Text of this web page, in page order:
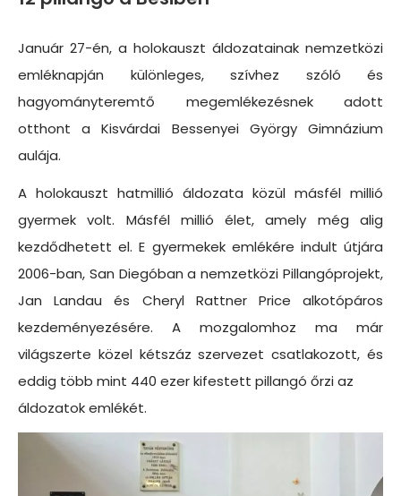
Január 27-én, a holokauszt áldozatainak nemzetközi
emléknapján különleges, szívhez szóló és
hagyományteremtő megemlékezésnek adott
otthont a Kisvárdai Bessenyei György Gimnázium
aulája.
A holokauszt hatmillió áldozata közül másfél millió
gyermek volt. Másfél millió élet, amely még alig
kezdődhetett el. E gyermekek emlékére indult útjára
2006-ban, San Diegóban a nemzetközi Pillangóprojekt,
Jan Landau és Cheryl Rattner Price alkotópáros
kezdeményezésére. A mozgalomhoz ma már
világszerte közel kétszáz szervezet csatlakozott, és
eddig több mint 440 ezer kifestett pillangó őrzi az
áldozatok emlékét.